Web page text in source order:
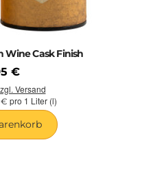
viel zu oft in
Irish Single Malts nach dem 2. Weltkrieg enorm in den Keller.
Finish:
Dieser Single Malt reifte 20
zu verbringen. Genau das
Wine Cask Finish
€
Versand
€ pro 1 Liter (l)